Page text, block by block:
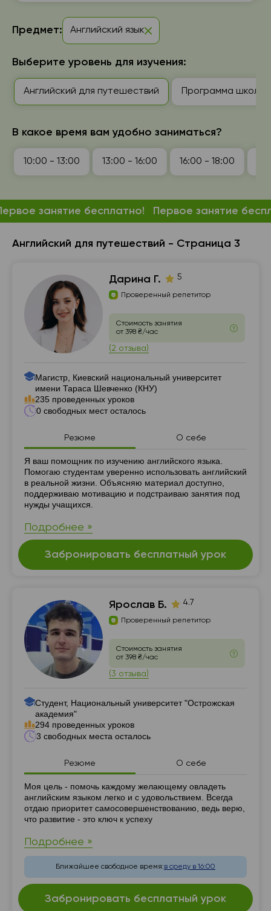
Английский для путешествий - Страница 3
Дарина Г. 5
Проверенный репетитор
Стоимость занятия
от 398 ₴/час
(2 отзыва)
Магистр, Киевский национальный университет
имени Тараса Шевченко (КНУ)
235 проведенных уроков
0 свободных мест осталось
Резюме О себе
Резюме
Я ваш помощник по изучению английского языка.
Помогаю студентам уверенно использовать английский
в реальной жизни. Объясняю материал доступно,
поддерживаю мотивацию и подстраиваю занятия под
нужды учащихся.
Подробнее »
Забронировать бесплатный урок
Ярослав Б. 4.7
Проверенный репетитор
Стоимость занятия
от 398 ₴/час
(3 отзыва)
Студент, Национальный университет "Острожская
академия"
294 проведенных уроков
3 свободных места осталось
Резюме О себе
Резюме
Моя цель - помочь каждому желающему овладеть
английским языком легко и с удовольствием. Всегда
отдаю приоритет самосовершенствованию, ведь верю,
что развитие - это ключ к успеху
Подробнее »
Ближайшее свободное время:в среду в 16:00
Забронировать бесплатный урок
занятие бесплатно! Первое занятие
Предмет: Английский язык
Выберите уровень для изучения:
Английский для путешествий Программа школы:
В какое время вам удобно заниматься?
10:00 - 13:00 13:00 - 16:00 16:00 - 18:00